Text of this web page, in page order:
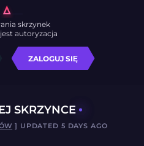
ZALOGUJ SIĘ
skrzynek
autoryzacja
SKRZYNCE
] UPDATED 5 DAYS AGO